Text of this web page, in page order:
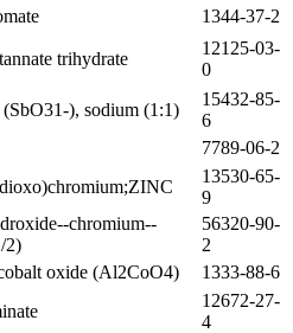
1344-37-2
trihydrate
12125-03-
0
), sodium (1:1)
15432-85-
6
7789-06-2
13530-65-
9
chromium--
2)
56320-90-
2
oxide (Al2CoO4)
1333-88-6
12672-27-
4